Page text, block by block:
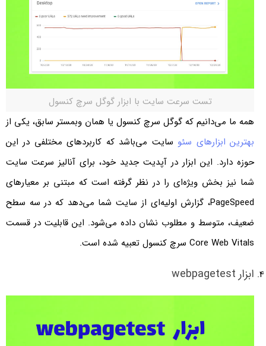
تست سرعت سایت با ابزار گوگل سرچ کنسول
همه ما می‌دانیم که گوگل سرچ کنسول یا همان وبمستر سابق، یکی از
بهترین ابزارهای سئوسایت می‌باشد که کاربردهای مختلفی در این
حوزه دارد. این ابزار در آپدیت جدید خود، برای آنالیز سرعت سایت
شما نیز بخش ویژه‌ای را در نظر گرفته است که مبتنی بر معیارهای
PageSpeed، گزارش اولیه‌ای از سایت شما می‌دهد که در سه سطح
ضعیف، متوسط و مطلوب نشان داده می‌شود. این قابلیت در قسمت
Core Web Vitals سرچ کنسول تعبیه شده است.
ابزار webpagetest